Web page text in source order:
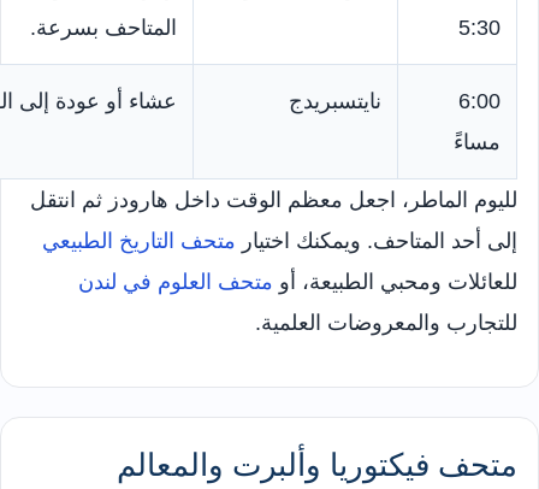
5:30
المتاحف بسرعة.
6:00
مساءً
نايتسبريدج عشاء أو عودة إلى
لليوم الماطر، اجعل معظم الوقت داخل هارودز ثم انتقل
إلى أحد المتاحف. ويمكنك اختيار متحف التاريخ الطبيعي
للعائلات ومحبي الطبيعة، أو متحف العلوم في لندن
للتجارب والمعروضات العلمية.
متحف فيكتوريا وألبرت والمعالم